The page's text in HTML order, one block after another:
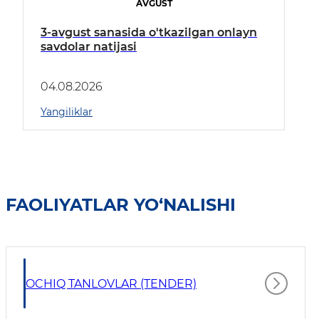
AVGUST
3-avgust sanasida o'tkazilgan onlayn
savdolar natijasi
04.08.2026
Yangiliklar
FAOLIYATLAR YO‘NALISHI
OCHIQ TANLOVLAR (TENDER)